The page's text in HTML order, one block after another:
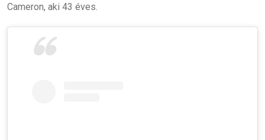
Cameron, aki 43 éves.